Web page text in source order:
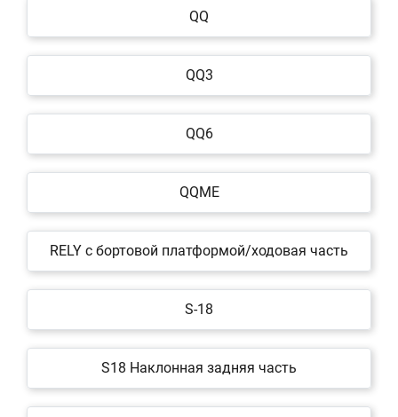
QQ
QQ3
QQ6
QQME
RELY c бортовой платформой/ходовая часть
S-18
S18 Наклонная задняя часть